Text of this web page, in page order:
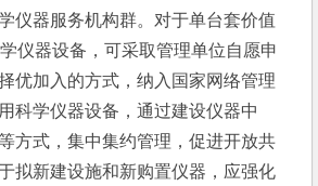
仪器服务机构群。对于单台套价值
仪器设备，可采取管理单位自愿申
优加入的方式，纳入国家网络管理
科学仪器设备，通过建设仪器中
方式，集中集约管理，促进开放共
拟新建设施和新购置仪器，应强化